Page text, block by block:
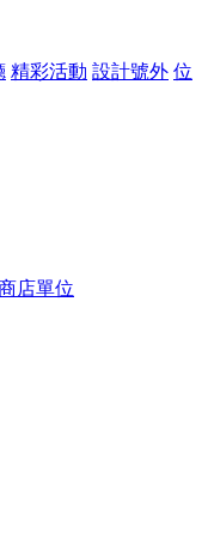
精彩活動 設計號外 位
店單位